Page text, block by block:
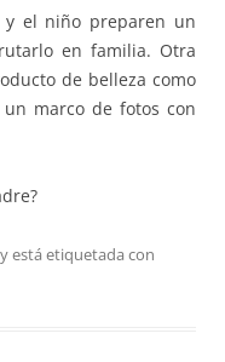
el niño preparen un
en familia. Otra
de belleza como
marco de fotos con
y está etiquetada con